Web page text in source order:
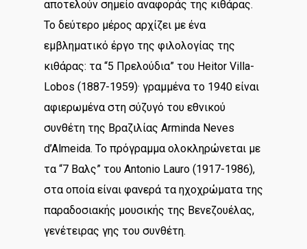
αποτελούν σημείο αναφοράς της κιθάρας.
Το δεύτερο μέρος αρχίζει με ένα
εμβληματικό έργο της φιλολογίας της
κιθάρας: τα “5 Πρελούδια” του Heitor Villa-
Lobos (1887-1959)· γραμμένα το 1940 είναι
αφιερωμένα στη σύζυγό του εθνικού
συνθέτη της Βραζιλίας Arminda Neves
d’Almeida. Το πρόγραμμα ολοκληρώνεται με
τα “7 Βαλς” του Antonio Lauro (1917-1986),
στα οποία είναι φανερά τα ηχοχρώματα της
παραδοσιακής μουσικής της Βενεζουέλας,
γενέτειρας γης του συνθέτη.